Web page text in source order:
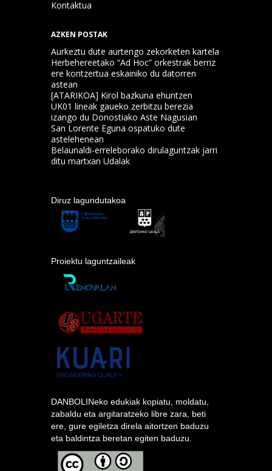
Kontaktua
AZKEN POSTAK
Aurkeztu dute aurtengo zekorketen kartela
Herbehereetako “Ad Hoc” orkestrak berriz
ere kontzertua eskainiko du datorren
astean
[ATARIKOA] Kirol bazkuna ehuntzen
UK01 lineak gaueko zerbitzu berezia
izango du Donostiako Aste Nagusian
San Lorente Eguna ospatuko dute
astelehenean
Belaunaldi-erreleborako dirulaguntzak jarri
ditu martxan Udalak
Diruz lagundutakoa
Proiektu laguntzaileak
DANBOLINeko edukiak kopiatu, moldatu,
zabaldu eta argitaratzeko libre zara, beti
ere, gure egiletza direla aitortzen baduzu
eta baldintza beretan egiten baduzu.